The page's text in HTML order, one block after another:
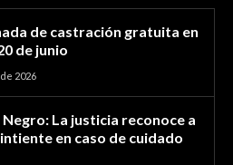
de castración gratuita en
de junio
2026
La justicia reconoce a
en caso de cuidado